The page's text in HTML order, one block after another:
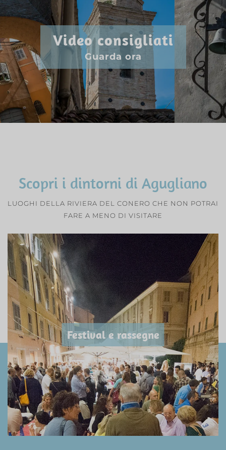
Video consigliati
Guarda ora
Scopri i dintorni di Agugliano
LUOGHI DELLA RIVIERA DEL CONERO CHE NON POTRAI
FARE A MENO DI VISITARE
Festival e rassegne